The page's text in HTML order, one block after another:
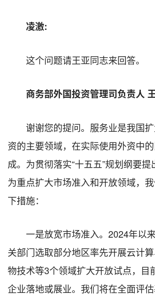
凌激:
这个问题请王亚同志来回答。
商务部外国投资管理司负责人
谢谢您的提问。服务业是我国
资的主要领域，在实际使用外资中
成。为贯彻落实“十五五”规划纲要
为重点扩大市场准入和开放领域，
下措施：
一是放宽市场准入。2024年以
关部门选取部分地区率先开展云计
物技术等3个领域扩大开放试点，目
企业落地或展业。我们将在全面评